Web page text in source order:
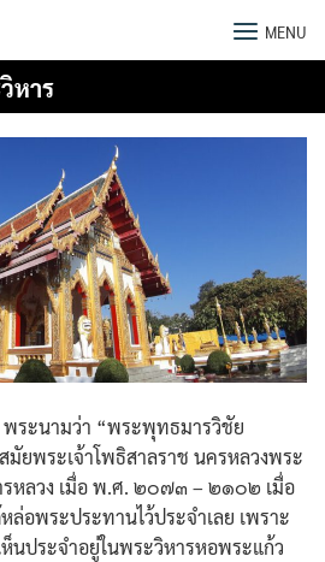
MENU
หาร
ระนามว่า “พระพุทธมารวิชัย
มัยพระเจ้าโพธิสาลราช นครหลวงพระ
รหลวง เมื่อ พ.ศ. ๒๐๗๓ – ๒๑๐๒ เมื่อ
ล่อพระประทานไว้ประจำเลย เพราะ
นประจำอยู่ในพระวิหารหอพระแก้ว